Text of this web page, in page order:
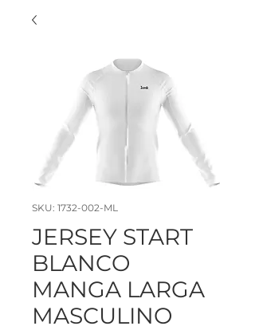
SKU: 1732-002-ML
JERSEY START
BLANCO
MANGA LARGA
MASCULINO